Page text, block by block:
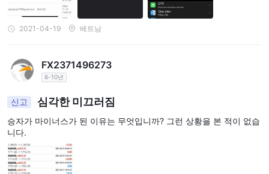
2021-04-19 베트남
FX2371496273
6-10년
신고 심각한 미끄러짐
승자가 마이너스가 된 이유는 무엇입니까? 그런 상황을 본 적이 없습
니다.